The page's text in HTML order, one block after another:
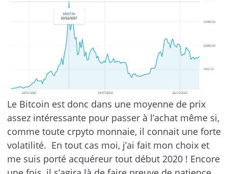
Le Bitcoin est donc dans une moyenne de prix
assez intéressante pour passer à l’achat même si,
comme toute crpyto monnaie, il connait une forte
volatilité. En tout cas moi, j’ai fait mon choix et
me suis porté acquéreur tout début 2020 ! Encore